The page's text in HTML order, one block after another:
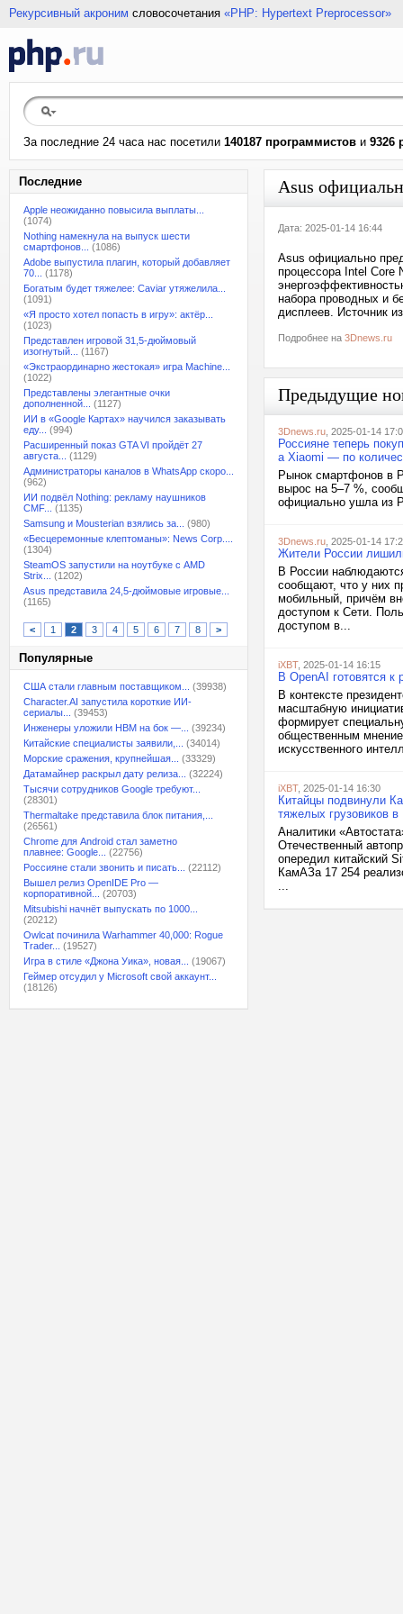
Рекурсивный акроним словосочетания «PHP: Hypertext Preprocessor»
За последние 24 часа нас посетили 140187 программистов и 9326
Последние
Apple неожиданно повысила выплаты...
(1074)
Nothing намекнула на выпуск шести
смартфонов...
(1086)
Adobe выпустила плагин, который добавляет
70...
(1178)
Богатым будет тяжелее: Caviar утяжелила...
(1091)
«Я просто хотел попасть в игру»: актёр...
(1023)
Представлен игровой 31,5-дюймовый
изогнутый...
(1167)
«Экстраординарно жестокая» игра Machine...
(1022)
Представлены элегантные очки
дополненной...
(1127)
ИИ в «Google Картах» научился заказывать
еду...
(994)
Расширенный показ GTA VI пройдёт 27
августа...
(1129)
Администраторы каналов в WhatsApp скоро...
(962)
ИИ подвёл Nothing: рекламу наушников
CMF...
(1135)
Samsung и Mousterian взялись за...
(980)
«Бесцеремонные клептоманы»: News Corp....
(1304)
SteamOS запустили на ноутбуке с AMD
Strix...
(1202)
Asus представила 24,5-дюймовые игровые...
(1165)
< 1 2 3 4 5 6 7 8 >
Популярные
США стали главным поставщиком...
(39938)
Character.AI запустила короткие ИИ-
сериалы...
(39453)
Инженеры уложили HBM на бок —...
(39234)
Китайские специалисты заявили,...
(34014)
Морские сражения, крупнейшая...
(33329)
Датамайнер раскрыл дату релиза...
(32224)
Тысячи сотрудников Google требуют...
(28301)
Thermaltake представила блок питания,...
(26561)
Chrome для Android стал заметно
плавнее: Google...
(22756)
Россияне стали звонить и писать...
(22112)
Вышел релиз OpenIDE Pro —
корпоративной...
(20703)
Mitsubishi начнёт выпускать по 1000...
(20212)
Owlcat починила Warhammer 40,000: Rogue
Trader...
(19527)
Игра в стиле «Джона Уика», новая...
(19067)
Геймер отсудил у Microsoft свой аккаунт...
(18126)
Asus
Дата: 2025-01-14 16:44
Asus официально
процессора Intel Core
набора проводных и
дисплеев. Источник
Подробнее на 3Dnews.ru
Предыдущие
3Dnews.ru , 2025-01-14
Россияне теперь
а Xiaomi — по
Рынок смартфонов в
вырос на 5–7 %,
официально ушла из
3Dnews.ru , 2025-01-14
Жители России
В России
сообщают, что у них
мобильный, причём
доступом к Сети.
доступом в...
iXBT, 2025-01-14 16:15
В OpenAI готовятся
В контексте
масштабную
формирует
общественным
искусственного
iXBT, 2025-01-14 16:30
Китайцы подвинули
тяжелых грузовиков в
Аналитики
Отечественный
опередил китайский
КамАЗа 17 254
...